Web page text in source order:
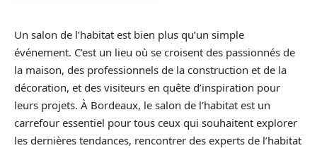
Un salon de l’habitat est bien plus qu’un simple
événement. C’est un lieu où se croisent des passionnés de
la maison, des professionnels de la construction et de la
décoration, et des visiteurs en quête d’inspiration pour
leurs projets. À Bordeaux, le salon de l’habitat est un
carrefour essentiel pour tous ceux qui souhaitent explorer
les dernières tendances, rencontrer des experts de l’habitat